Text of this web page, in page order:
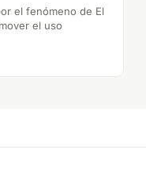
el fenómeno de El
el uso